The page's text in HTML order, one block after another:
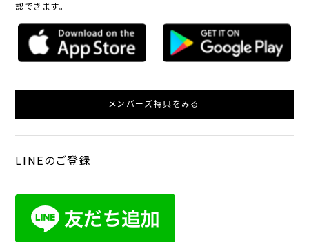
認できます。
メンバーズ特典をみる
LINEのご登録